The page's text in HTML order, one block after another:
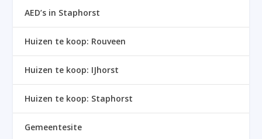
AED’s in Staphorst
Huizen te koop: Rouveen
Huizen te koop: IJhorst
Huizen te koop: Staphorst
Gemeentesite